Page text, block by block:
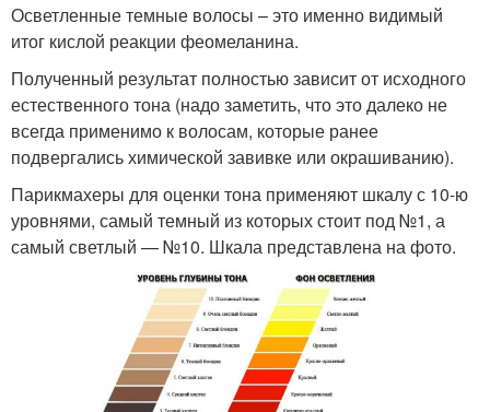
Осветленные темные волосы – это именно видимый
итог кислой реакции феомеланина.
Полученный результат полностью зависит от исходного
естественного тона (надо заметить, что это далеко не
всегда применимо к волосам, которые ранее
подвергались химической завивке или окрашиванию).
Парикмахеры для оценки тона применяют шкалу с 10-ю
уровнями, самый темный из которых стоит под №1, а
самый светлый — №10. Шкала представлена на фото.